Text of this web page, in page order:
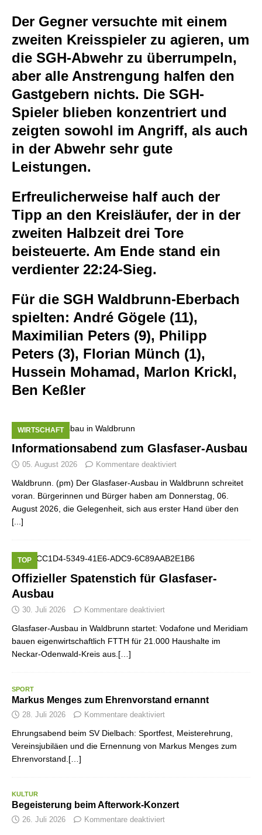
Der Gegner versuchte mit einem
zweiten Kreisspieler zu agieren, um
die SGH-Abwehr zu überrumpeln,
aber alle Anstrengung halfen den
Gastgebern nichts. Die SGH-
Spieler blieben konzentriert und
zeigten sowohl im Angriff, als auch
in der Abwehr sehr gute
Leistungen.
Erfreulicherweise half auch der
Tipp an den Kreisläufer, der in der
zweiten Halbzeit drei Tore
beisteuerte. Am Ende stand ein
verdienter 22:24-Sieg.
Für die SGH Waldbrunn-Eberbach
spielten: André Gögele (11),
Maximilian Peters (9), Philipp
Peters (3), Florian Münch (1),
Hussein Mohamad, Marlon Krickl,
Ben Keßler
Informationsabend zum Glasfaser-Ausbau
WIRTSCHAFT
05. August 2026 Kommentare deaktiviert
Waldbrunn. (pm) Der Glasfaser-Ausbau in Waldbrunn schreitet
voran. Bürgerinnen und Bürger haben am Donnerstag, 06.
August 2026, die Gelegenheit, sich aus erster Hand über den
[...]
Offizieller Spatenstich für Glasfaser-
Ausbau
TOP
30. Juli 2026 Kommentare deaktiviert
Glasfaser-Ausbau in Waldbrunn startet: Vodafone und Meridiam
bauen eigenwirtschaftlich FTTH für 21.000 Haushalte im
Neckar-Odenwald-Kreis aus.[…]
SPORT
Markus Menges zum Ehrenvorstand ernannt
28. Juli 2026 Kommentare deaktiviert
Ehrungsabend beim SV Dielbach: Sportfest, Meisterehrung,
Vereinsjubiläen und die Ernennung von Markus Menges zum
Ehrenvorstand.[…]
KULTUR
Begeisterung beim Afterwork-Konzert
26. Juli 2026 Kommentare deaktiviert